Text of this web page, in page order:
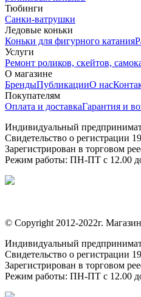
Тюбинги
Санки-ватрушки
Ледовые коньки
Коньки для фигурного катания
Услуги
Ремонт роликов, скейтов,
О магазине
БрендыПубликацииО нас
Покупателям
Оплата и доставкаГарантия и
Индивидуальный
Свидетельство о регистрации
Зарегистрирован в торговом
Режим работы: ПН-ПТ с 12.00
© Copyright 2012-2022г.
Индивидуальный
Свидетельство о регистрации
Зарегистрирован в торговом
Режим работы: ПН-ПТ с 12.00